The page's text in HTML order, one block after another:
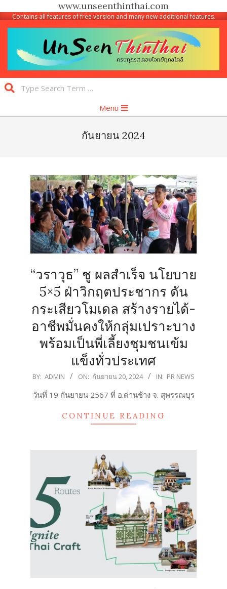
www.unseenthinthai.com
SkipContains all features of free version and many new additional features.
Unseen
Thinthai
Navigation
Menu
กันยายน 2024
“วราวุธ” ชู ผลสำเร็จ นโยบาย
5×5 ฝ่าวิกฤตประชากร ดัน
กระเสียวโมเดล สร้างรายได้-
อาชีพมั่นคงให้กลุ่มเปราะบาง
พร้อมเป็นพี่เลี้ยงชุมชนเข้ม
แข็งทั่วประเทศ
2024-
20
BY: ADMIN ON: กันยายน 20, 2024 IN: PR NEWS
วันที่ 19 กันยายน 2567 ที่ อ.ด่านช้าง จ. สุพรรณบุร
CONTINUE READING